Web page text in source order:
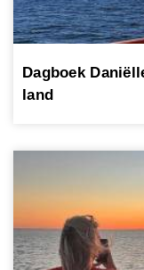
Dagboek
land